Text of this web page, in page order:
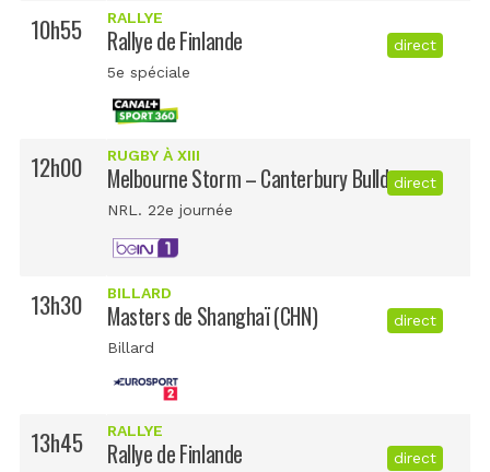
10h55 RALLYE
Rallye de Finlande
5e spéciale
direct
12h00 RUGBY À XIII
Melbourne Storm – Canterbury Bulldogs
NRL. 22e journée
direct
13h30 BILLARD
Masters de Shanghaï (CHN)
Billard
direct
13h45 RALLYE
Rallye de Finlande direct